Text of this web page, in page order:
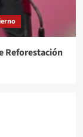
Reforestación